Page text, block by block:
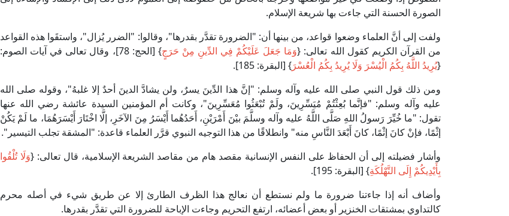
الصورة الحسنة التي جاءت بها شريعة الإسلام.
ولفت إلى أنَّ العلماء وضعوا قواعد، من بينها أن: "الضرورة تقدَّر بقدرها"، وقالوا: "الضرر يُزال"، واستقَوا هذه القواعد
من القرآن الكريم كقول الله تعالى: {وَمَا جَعَلَ عَلَيْكُمْ فِي الدِّينِ مِنْ حَرَجٍ
} [الحج: 78]، وقال تعالى في آيات الصوم:
{يُرِيدُ اللَّهُ بِكُمُ الْيُسْرَ وَلَا يُرِيدُ بِكُمُ الْعُسْرَ} [البقرة: 185].
ومن ذلك قول النبي صلى الله عليه وآله وسلم: "إنَّ هذا الدِّينَ يسرٌ، ولن يشادَّ الدينَ أحدٌ إلا غلبهُ"، وقوله صلى الله
عليه وآله وسلم: "فإنَّما بُعِثْتُمْ مُيَسِّرِينَ، ولَمْ تُبْعَثُوا مُعَسِّرِينَ"، وكانت أم المؤمنين السيدة عائشة رضي الله عنها
تقول: "ما خُيِّرَ رَسولُ اللهِ صَلَّى اللَّهُ عليه وآله وسلَّمَ بيْنَ أَمْرَيْنِ، أَحَدُهُما أَيْسَرُ مِنَ الآخَرِ، إلَّا اخْتَارَ أَيْسَرَهُمَا، ما لَمْ يَكُنْ
إثْمًا، فإنْ كانَ إثْمًا، كانَ أَبْعَدَ النَّاسِ منه" وانطلاقًا من هذا التوجيه النبوي قرَّر العلماء قاعدة: "المشقة تجلب التيسير".
وأشار فضيلته إلى أن الحفاظ على النفس الإنسانية مقصد هام من مقاصد الشريعة الإسلامية، قال تعالى: {وَلَا تُلْقُوا
بِأَيْدِيكُمْ إِلَى التَّهْلُكَةِ} [البقرة: 195].
وأضاف أنه إذا جاءتنا ضرورة ما ولم نستطع أن نعالج هذا الظرف الطارئ إلا عن طريق شيء في أصله محرم
كالتداوي بمشتقات الخنزير أو بعض أعضائه، ارتفع التحريم وجاءت الإباحة للضرورة التي تقدَّر بقدرها.